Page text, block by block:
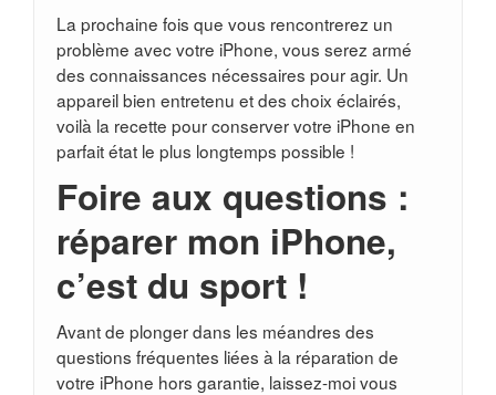
La prochaine fois que vous rencontrerez un
problème avec votre iPhone, vous serez armé
des connaissances nécessaires pour agir. Un
appareil bien entretenu et des choix éclairés,
voilà la recette pour conserver votre iPhone en
parfait état le plus longtemps possible !
Foire aux questions :
réparer mon iPhone,
c’est du sport !
Avant de plonger dans les méandres des
questions fréquentes liées à la réparation de
votre iPhone hors garantie, laissez-moi vous